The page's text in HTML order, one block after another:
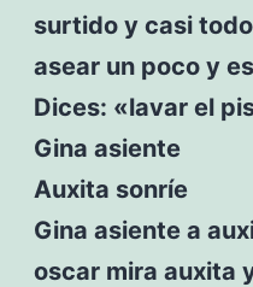
surtido y casi
asear un poco y
Dices: «lavar el
Gina asiente
Auxita sonríe
Gina asiente a
oscar mira auxita